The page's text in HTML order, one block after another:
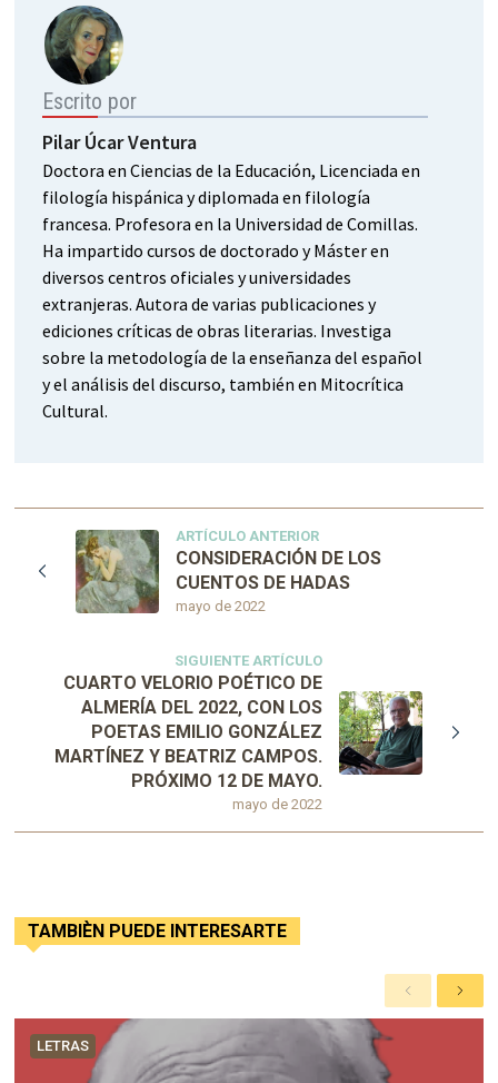
Escrito por
Pilar Úcar Ventura
Doctora en Ciencias de la Educación, Licenciada en
filología hispánica y diplomada en filología
francesa. Profesora en la Universidad de Comillas.
Ha impartido cursos de doctorado y Máster en
diversos centros oficiales y universidades
extranjeras. Autora de varias publicaciones y
ediciones críticas de obras literarias. Investiga
sobre la metodología de la enseñanza del español
y el análisis del discurso, también en Mitocrítica
Cultural.
ARTÍCULO ANTERIOR
mayo de 2022
CONSIDERACIÓN DE LOS
CUENTOS DE HADAS
SIGUIENTE ARTÍCULO
mayo de 2022
CUARTO VELORIO POÉTICO DE
ALMERÍA DEL 2022, CON LOS
POETAS EMILIO GONZÁLEZ
MARTÍNEZ Y BEATRIZ CAMPOS.
PRÓXIMO 12 DE MAYO.
TAMBIÈN PUEDE INTERESARTE
A
n
S
i
LETRAS